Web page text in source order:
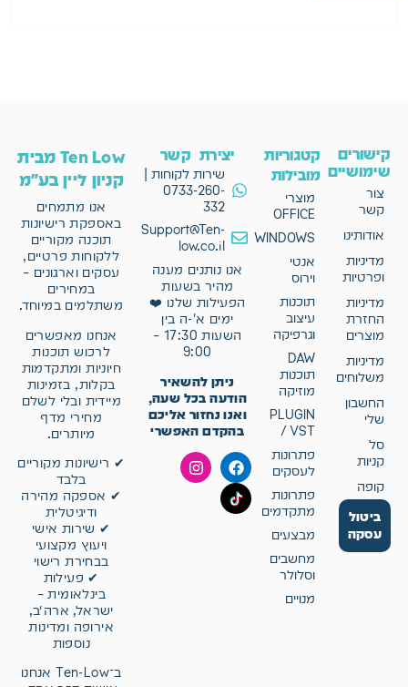
קישורים
שימושיים
צור
קשר
אודותינו
מדיניות
ופרטיות
מדיניות
החזרת
מוצרים
מדיניות
משלוחים
החשבון
שלי
סל
קניות
קופה
ביטול
עסקה
קטגוריות
מובילות
מוצרי
OFFICE
WINDOWS
אנטי
וירוס
תוכנות
עיצוב
וגרפיקה
DAW
תוכנות
מוזיקה
PLUGIN
/ VST
פתרונות
לעסקים
פתרונות
מתקדמים
מבצעים
מחשבים
וסלולר
מנויים
יצירת קשר
שירות לקוחות |
0733-260-
332
Support@Ten-
low.co.il
אנו נותנים מענה
מהיר בשעות
הפעילות שלנו ❤️
ימים א'-ה בין
השעות 17:30 –
9:00
ניתן להשאיר
הודעה בכל שעה,
ואנו נחזור אליכם
בהקדם האפשרי
Ten Low מבית
קניון ליין בע"מ
אנו מתמחים
באספקת רישיונות
תוכנה מקוריים
ללקוחות פרטיים,
עסקים וארגונים –
במחירים
משתלמים במיוחד.
אנחנו מאפשרים
לרכוש תוכנות
חיוניות ומתקדמות
בקלות, בזמינות
מיידית ובלי לשלם
מחירי מדף
מיותרים.
✔ רישיונות מקוריים
בלבד
✔ אספקה מהירה
ודיגיטלית
✔ שירות אישי
ויעוץ מקצועי
בבחירת רישוי
✔ פעילות
בינלאומית –
ישראל, ארה״ב,
אירופה ומדינות
נוספות
ב־Ten-Low אנחנו